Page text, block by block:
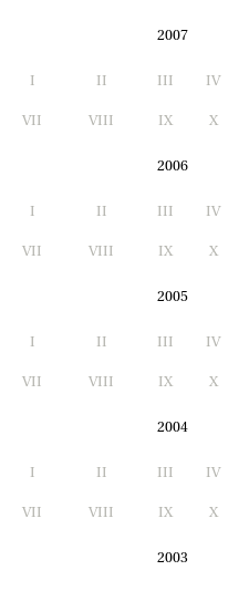
2007
I II III IV
VII VIII IX X
2006
I II III IV
VII VIII IX X
2005
I II III IV
VII VIII IX X
2004
I II III IV
VII VIII IX X
2003